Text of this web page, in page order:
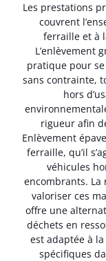
Les prestations
couvrent
ferraille et à
L’enlèvement
pratique pour
sans contrainte,
hors
rigueur afin
Enlèvement
ferraille, qu’il
véhicules
encombrants.
valoriser ces
offre une
déchets en
est adaptée à
spécifiques